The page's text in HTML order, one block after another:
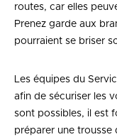
routes, car elles
Prenez garde aux
pourraient se briser
Les équipes du
afin de sécuriser les
sont possibles, il est
préparer une trousse